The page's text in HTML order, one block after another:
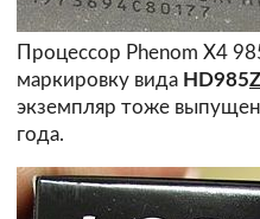
Процессор Phenom X4
маркировку вида HD985Z
экземпляр тоже
года.